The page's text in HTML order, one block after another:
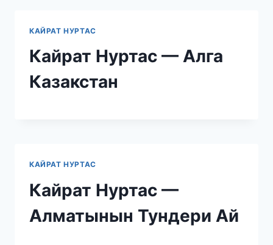
КАЙРАТ НУРТАС
Кайрат Нуртас — Алга
Казакстан
КАЙРАТ НУРТАС
Кайрат Нуртас —
Алматынын Тундери Ай